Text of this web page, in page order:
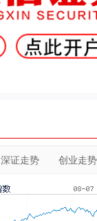
深证走势 创业走势